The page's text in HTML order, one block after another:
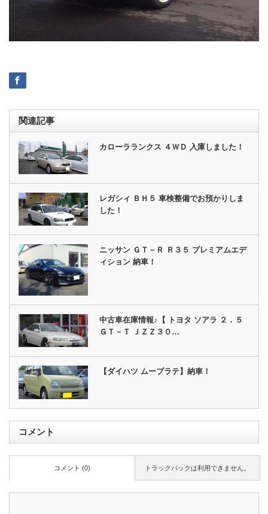
関連記事
カローラランクス ４ＷＤ 入庫しました！
レガシィ ＢＨ５ 車検整備でお預かりしま
した！
ニッサン ＧＴ－Ｒ Ｒ３５ プレミアムエデ
ィション 納車！
中古車在庫情報♪【 トヨタ ソアラ ２．５
ＧＴ－Ｔ ＪＺＺ３０…
【ダイハツ ムーブラテ】納車！
コメント
トラックバックは利用できません。
コメント (0)